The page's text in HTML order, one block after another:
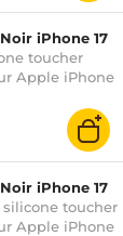
iPhone 17
toucher
Apple iPhone
iPhone 17
toucher
Apple iPhone